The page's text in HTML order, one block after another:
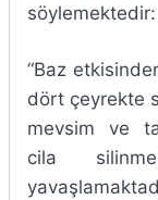
söylemektedir:
“Baz
dört çeyrekte
mevsim ve
cila